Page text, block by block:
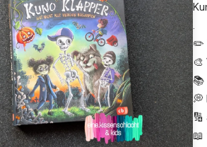
.
✏️
🎨
📚
💭
🔢
📖